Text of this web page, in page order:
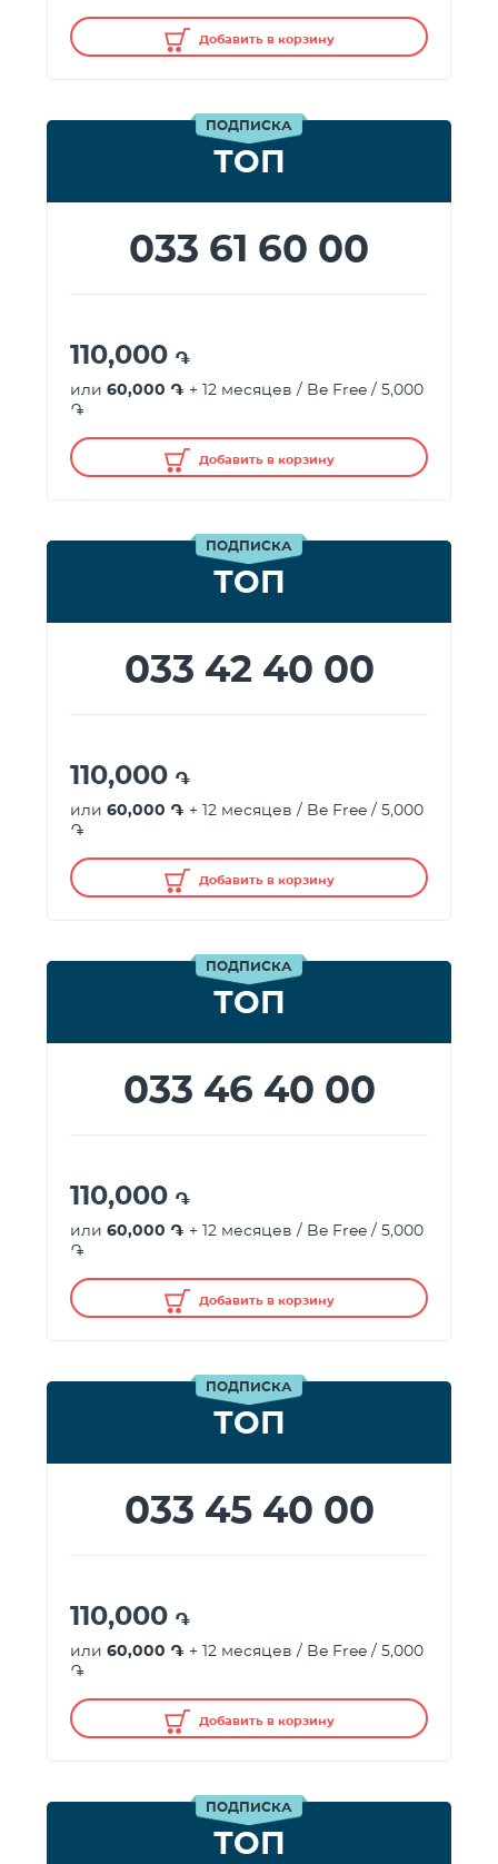
Добавить в корзину
ПОДПИСКА
ТОП
033 61 60 00
110,000 ֏
или 60,000 ֏ + 12 месяцев / Be Free / 5,000
֏
Добавить в корзину
ПОДПИСКА
ТОП
033 42 40 00
110,000 ֏
или 60,000 ֏ + 12 месяцев / Be Free / 5,000
֏
Добавить в корзину
ПОДПИСКА
ТОП
033 46 40 00
110,000 ֏
или 60,000 ֏ + 12 месяцев / Be Free / 5,000
֏
Добавить в корзину
ПОДПИСКА
ТОП
033 45 40 00
110,000 ֏
или 60,000 ֏ + 12 месяцев / Be Free / 5,000
֏
Добавить в корзину
ПОДПИСКА
ТОП